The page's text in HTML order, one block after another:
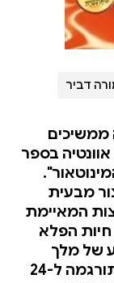
דביר
ממשיכים
בספר
שורגון המינוטאור".
מבעית
המאיימת
חיות הפלא
של מלך
האופל מלול? הסדרה המצליחה, שתורגמה ל-24